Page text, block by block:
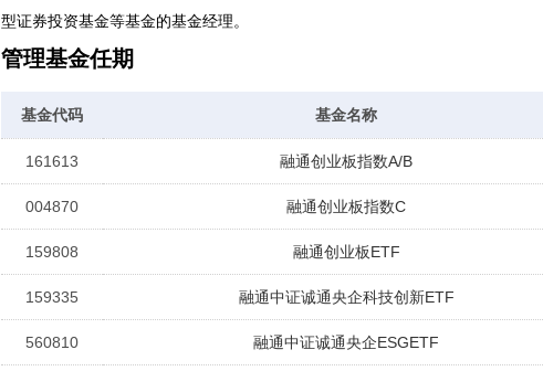
型证券投资基金等基金的基金经理。
管理基金任期
基金代码 基金名称
161613 融通创业板指数A/B
004870 融通创业板指数C
159808 融通创业板ETF
159335 融通中证诚通央企科技创新ETF
560810 融通中证诚通央企ESGETF